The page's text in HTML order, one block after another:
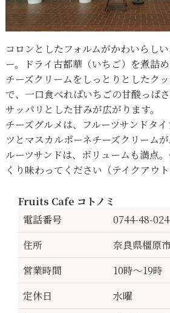
コロンとしたフォルムがかわいらし
ー。ドライ古都華（いちご）を煮詰
チーズクリームをしっとりとしたク
で、一口食べればいちごの甘酸っぱ
サッパリとした甘みが広がります。
チーズグルメは、フルーツサンドタ
ツとマスカルポーネチーズクリーム
ルーツサンドは、ボリュームも満点
くり味わってください（テイクアウト
Fruits Cafe コトノミ
電話番号
0744-48-
住所
奈良県橿原
営業時間
10時～19時
定休日
水曜